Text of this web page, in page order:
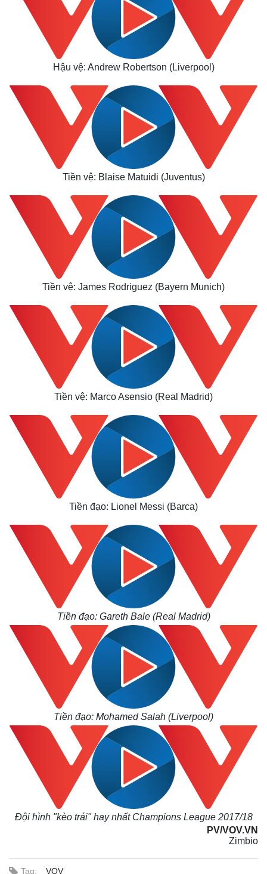
Hồ sơ
Multimedia
Video
E-Magazine
Infographic
Bất động sản
Khởi nghiệp
Thị trường
Giá vàng
Tiêu dùng
Tỷ giá
Chứng khoán
Giá cà phê
Hậu vệ: Andrew Robertson (Liverpool)
Tiền vệ: Blaise Matuidi (Juventus)
Tiền vệ: James Rodriguez (Bayern Munich)
Tiền vệ: Marco Asensio (Real Madrid)
Tiền đạo: Lionel Messi (Barca)
Tiền đạo: Gareth Bale (Real Madrid)
Tiền đạo: Mohamed Salah (Liverpool)
Đội hình "kèo trái" hay nhất Champions League 2017/18
PV/VOV.VN
Zimbio
Tag: VOV